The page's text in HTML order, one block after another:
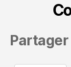
Partager